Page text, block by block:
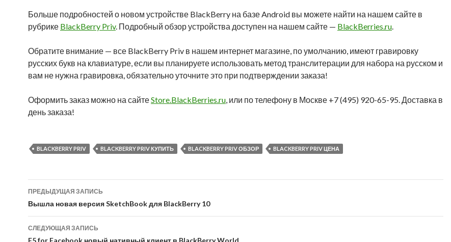
Больше подробностей о новом устройстве BlackBerry на базе Android вы можете найти на нашем сайте в
рубрике BlackBerry Priv. Подробный обзор устройства доступен на нашем сайте — BlackBerries.ru.
Обратите внимание — все BlackBerry Priv в нашем интернет магазине, по умолчанию, имеют гравировку
русских букв на клавиатуре, если вы планируете использовать метод транслитерации для набора на русском и
вам не нужна гравировка, обязательно уточните это при подтверждении заказа!
Оформить заказ можно на сайтеStore.BlackBerries.ru, или по телефону в Москве +7 (495) 920-65-95. Доставка в
день заказа!
BLACKBERRY PRIV BLACKBERRY PRIV КУПИТЬ BLACKBERRY PRIV ОБЗОР BLACKBERRY PRIV ЦЕНА
Навигация
по
записям
ПРЕДЫДУЩАЯ ЗАПИСЬ
Вышла новая версия SketchBook для BlackBerry 10
СЛЕДУЮЩАЯ ЗАПИСЬ
F5 for Facebook новый нативный клиент в BlackBerry World